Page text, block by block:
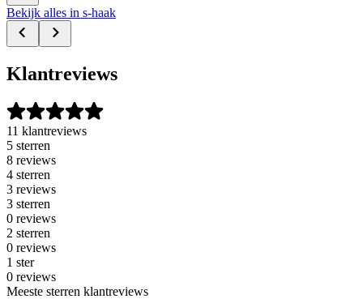
Bekijk alles in s-haak
Klantreviews
11 klantreviews
5 sterren
8 reviews
4 sterren
3 reviews
3 sterren
0 reviews
2 sterren
0 reviews
1 ster
0 reviews
Meeste sterren klantreviews